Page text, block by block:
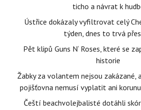
ticho a návrat k
Ústřice dokázaly vyfiltrovat celý
týden, dnes to trvá
Pět klipů Guns N‘ Roses, které se
historie
Žabky za volantem nejsou zakázané,
pojišťovna nemusí vyplatit ani
Čeští beachvolejbalisté dotáhli